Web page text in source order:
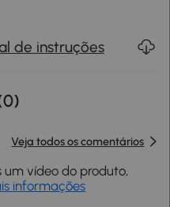
de instruções
0)
Veja todos os comentários
um vídeo do produto,
informações